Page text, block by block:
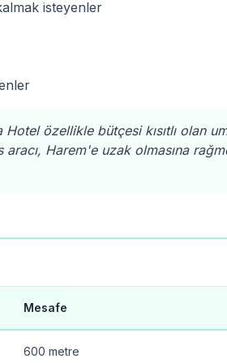
isteyenler
Hotel özellikle bütçesi kısıtlı olan
Harem'e uzak olmasına
Mesafe
600 metre